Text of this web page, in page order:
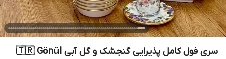
سری فول کامل پذیرایی گنجشک و گل آبی 🇹🇷 Gönül